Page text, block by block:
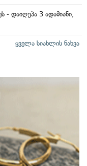
- დაიღუპა 3 ადამიანი,
ყველა სიახლის ნახვა